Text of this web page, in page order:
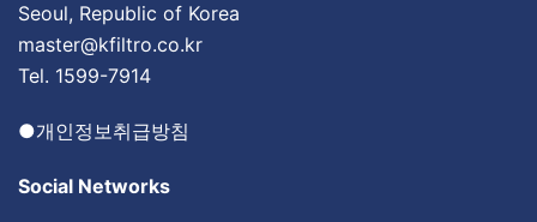
Seoul, Republic of Korea
master@kfiltro.co.kr
Tel. 1599-7914
●개인정보취급방침
Social Networks